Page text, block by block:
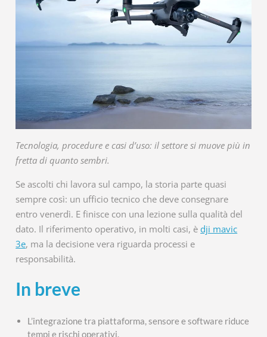
Tecnologia, procedure e casi d’uso: il settore si muove più in
fretta di quanto sembri.
Se ascolti chi lavora sul campo, la storia parte quasi
sempre così: un ufficio tecnico che deve consegnare
entro venerdì. E finisce con una lezione sulla qualità del
dato. Il riferimento operativo, in molti casi, èdji mavic
3e, ma la decisione vera riguarda processi e
responsabilità.
In breve
L’integrazione tra piattaforma, sensore e software riduce
tempi e rischi operativi.